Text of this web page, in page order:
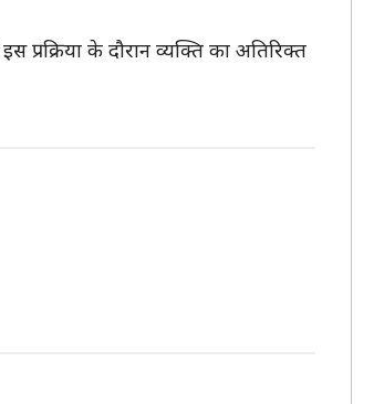
के दौरान व्यक्ति का अतिरिक्त